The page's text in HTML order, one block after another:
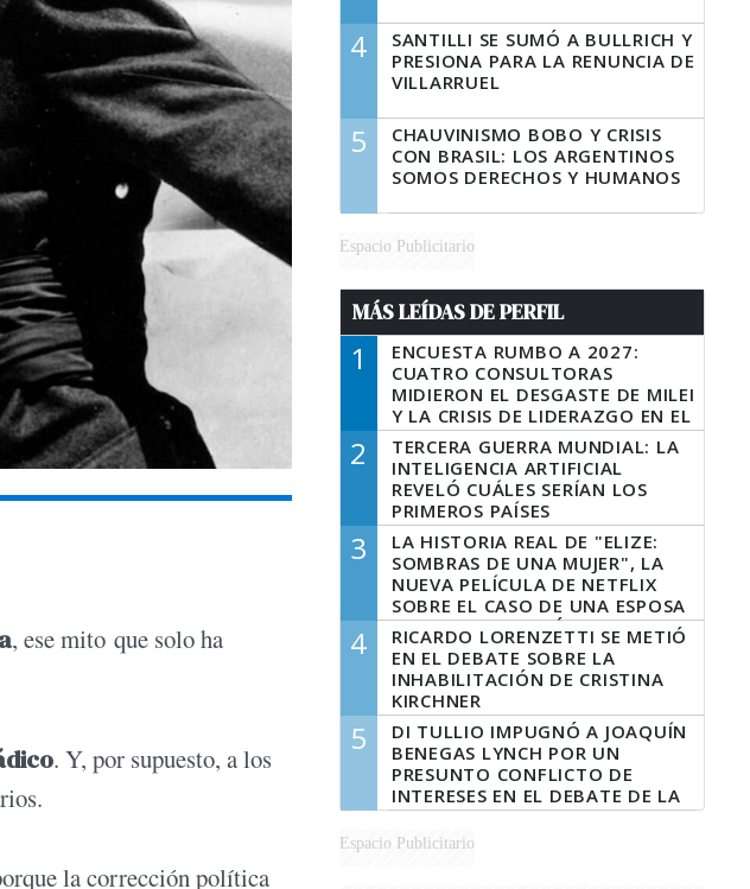
, ese mito que solo ha
. Y, por supuesto, a los
la corrección política
4
SANTILLI SE SUMÓ A BULLRICH Y
PRESIONA PARA LA RENUNCIA DE
VILLARRUEL
5
CHAUVINISMO BOBO Y CRISIS
CON BRASIL: LOS ARGENTINOS
SOMOS DERECHOS Y HUMANOS
Espacio Publicitario
MÁS LEÍDAS DE PERFIL
1
ENCUESTA RUMBO A 2027:
CUATRO CONSULTORAS
MIDIERON EL DESGASTE DE MILEI
Y LA CRISIS DE LIDERAZGO EN EL
PERONISMO
2
TERCERA GUERRA MUNDIAL: LA
INTELIGENCIA ARTIFICIAL
REVELÓ CUÁLES SERÍAN LOS
PRIMEROS PAÍSES
LATINOAMERICANOS EN SER
DERROTADOS
3
LA HISTORIA REAL DE "ELIZE:
SOMBRAS DE UNA MUJER", LA
NUEVA PELÍCULA DE NETFLIX
SOBRE EL CASO DE UNA ESPOSA
QUE DESCUARTIZÓ A SU
MARIDO
4
RICARDO LORENZETTI SE METIÓ
EN EL DEBATE SOBRE LA
INHABILITACIÓN DE CRISTINA
KIRCHNER
5
DI TULLIO IMPUGNÓ A JOAQUÍN
BENEGAS LYNCH POR UN
PRESUNTO CONFLICTO DE
INTERESES EN EL DEBATE DE LA
LEY DE TIERRAS
Espacio Publicitario